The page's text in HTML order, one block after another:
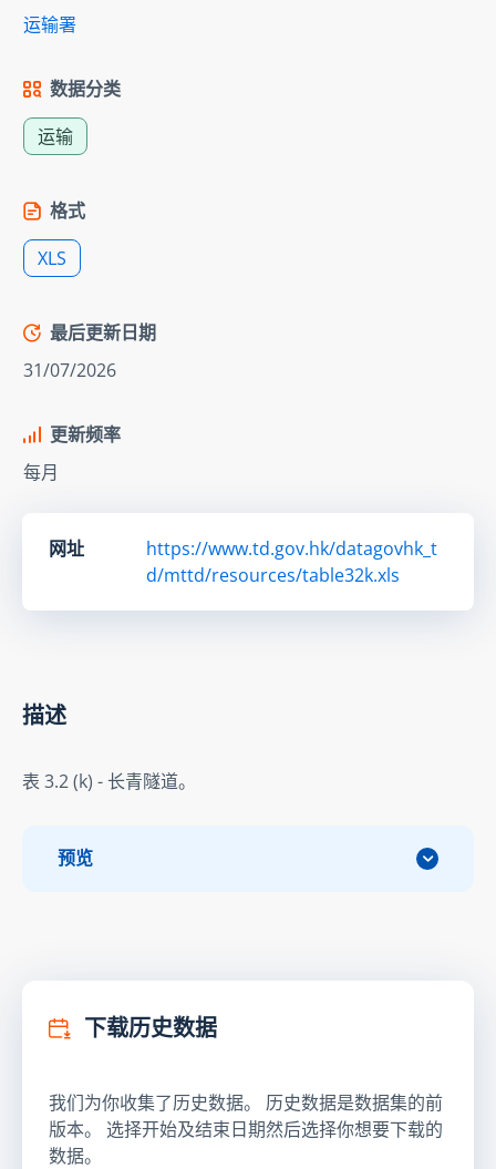
运输署
数据分类
运输
格式
XLS
最后更新日期
31/07/2026
更新频率
每月
网址
https://www.td.gov.hk/datagovhk_t
d/mttd/resources/table32k.xls
描述
表 3.2 (k) - 长青隧道。
预览
下载历史数据
我们为你收集了历史数据。 历史数据是数据集的前
版本。 选择开始及结束日期然后选择你想要下载的
数据。